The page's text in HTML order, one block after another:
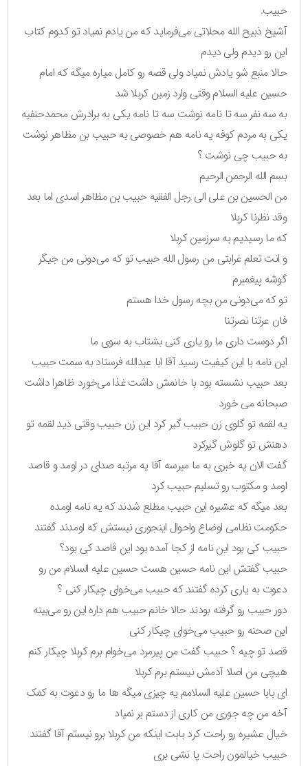
حبیب.
آشیخ ذبیح الله محلاتی می‌فرماید که من یادم نمیاد تو کدوم کتاب
این رو دیدم ولی دیدم
حالا منبع شو یادش نمیاد ولی قصه رو کامل میاره میگه که امام
حسین علیه السلام وقتی وارد زمین کربلا شد
به سه نفر سه تا نامه نوشت سه تا نامه یکی به برادرش محمدحنفیه
یکی به مردم کوفه یه نامه هم خصوصی به حبیب بن مظاهر نوشت
به حبیب چی نوشت ؟
بسم الله الرحمن الرحیم
من الحسین بن علی الی رجل الفقیه حبیب بن مظاهر اسدی اما بعد
وقد نظرنا کربلا
که ما رسیدیم به سرزمین کربلا
و انت تعلم غرابتی من رسول الله حبیب تو که می‌دونی من جیگر
گوشه پیغمبرم
تو که می‌دونی من بچه رسول خدا هستم
فان عرتنا نصرتنا
اگر دوست داری ما رو یاری کنی بشتاب به سوی ما
این نامه با این کیفیت رسید آقا ابا عبدالله فرستاد به سمت حبیب
بعد حبیب نشسته بود با خانمش داشت غذا می‌خورد ظاهرا داشت
صبحانه می خورد
یه لقمه تو گلوی زن حبیب گیر کرد این زن حبیب وقتی دید لقمه تو
دهنش تو گلوش گیرکرد
گفت الان یه خبری به ما میرسه آقا یه مرتبه صدای در اومد و قاصد
اومد و مکتوب رو تسلیم حبیب کرد
بعد میگه که عشیره این حبیب مطلع شدند که یه نامه اومده
حکومت نظامی اوضاع واحوال اینجوری نیستش که اومدند گفتند
حبیب کی بود این نامه از کجا آمده بود این قاصد کی بود؟
حبیب گفتش این نامه حسین هست حسین علیه السلام من رو
دعوت به یاری کرده گفتند که حبیب می‌خوای چیکار کنی ؟
دور حبیب رو گرفته بودند حالا خانم حبیب هم داره این رو می‌بینه
این صحنه رو حبیب می‌خوای چیکار کنی
قصد تو چیه ؟ حبیب گفت من پیرمرد می‌خوام برم کربلا چیکار کنم
هیچی من اصلا آدمش نیستم برم کربلا
ای بابا حسین علیه السلامم یه چیزی میگه ها ما رو دعوت به کمک
آخه من چه جوری من کاری از دستم بر نمیاد
خیال عشیره رو راحت کرد بابت اینکه من کربلا برو نیستم آقا گفتند
حبیب خیالمون راحت پا نشی بری